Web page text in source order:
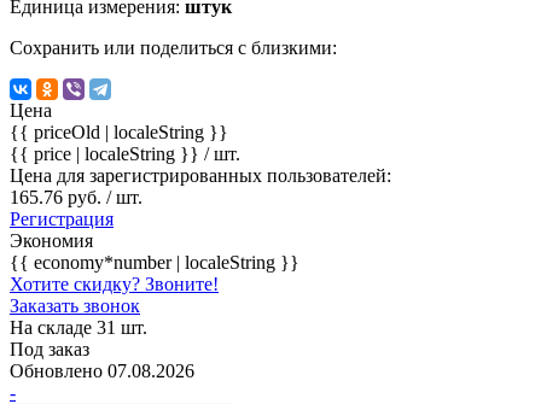
Единица измерения: штук
Сохранить или поделиться с близкими:
Цена
{{ priceOld | localeString }}
{{ price | localeString }} / шт.
Цена для зарегистрированных пользователей:
165.76 руб. / шт.
Регистрация
Экономия
{{ economy*number | localeString }}
Хотите скидку? Звоните!
Заказать звонок
На складе 31 шт.
Под заказ
Обновлено 07.08.2026
-